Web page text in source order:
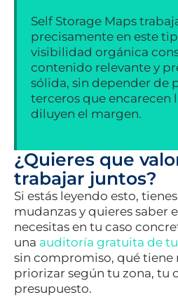
Self Storage Maps
precisamente en este
visibilidad orgánica
contenido relevante y
sólida, sin depender de
terceros que encarecen
diluyen el margen.
¿Quieres que
trabajar juntos?
Si estás leyendo esto,
mudanzas y quieres saber
necesitas en tu caso
una auditoría gratuita de
sin compromiso, qué tiene
priorizar según tu zona, tu
presupuesto.